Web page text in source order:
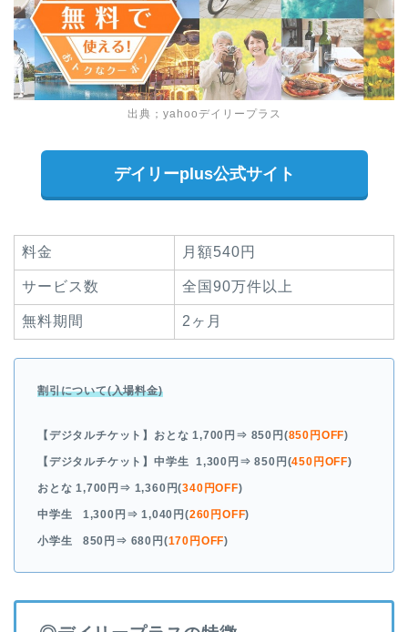
出典；yahooデイリープラス
デイリーplus公式サイト
料金 月額540円
サービス数 全国90万件以上
無料期間 2ヶ月
割引について(入場料金)
【デジタルチケット】おとな1,700円 ⇒ 850円(850円OFF)
【デジタルチケット】中学生1,300円 ⇒ 850円(450円OFF)
おとな1,700円 ⇒ 1,360円(340円OFF)
中学生 1,300円 ⇒ 1,040円(260円OFF)
小学生 850円 ⇒ 680円(170円OFF)